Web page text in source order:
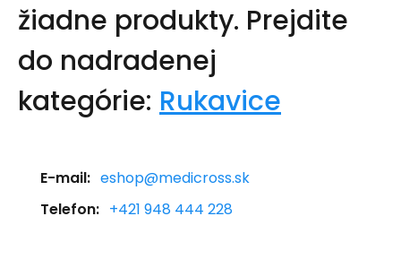
žiadne produkty. Prejdite
do nadradenej
kategórie: Rukavice
E-mail: eshop@medicross.sk
Telefon: +421 948 444 228